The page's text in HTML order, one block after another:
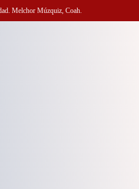
Melchor Múzquiz, Coah.